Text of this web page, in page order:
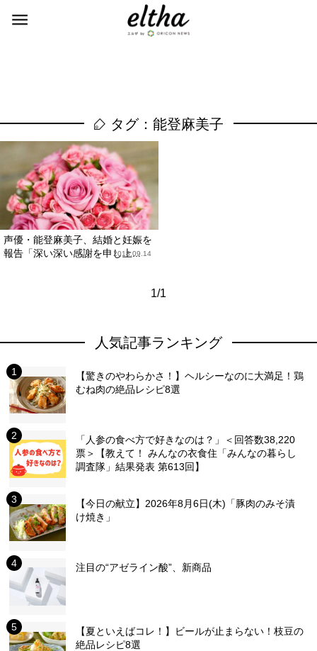
タグ：能登麻美子
声優・能登麻美子、結婚と妊娠を
報告「深い深い感謝を申し上...
2018.09.14
1/1
人気記事ランキング
【驚きのやわらかさ！】ヘルシーなのに大満足！鶏
むね肉の絶品レシピ8選
「人参の食べ方で好きなのは？」＜回答数38,220
票＞【教えて！ みんなの衣食住「みんなの暮らし
調査隊」結果発表 第613回】
【今日の献立】2026年8月6日(木)「豚肉のみそ漬
け焼き」
注目の“アゼライン酸”、新商品
【夏といえばコレ！】ビールが止まらない！枝豆の
絶品レシピ8選